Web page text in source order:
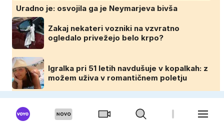
Uradno je: osvojila ga je Neymarjeva bivša
Zakaj nekateri vozniki na vzvratno
ogledalo privežejo belo krpo?
Igralka pri 51 letih navdušuje v kopalkah: z
možem uživa v romantičnem poletju
Skrivnostna jama na Mljetu: je to res kraj,
kjer je Odisej srečal Kalipso?